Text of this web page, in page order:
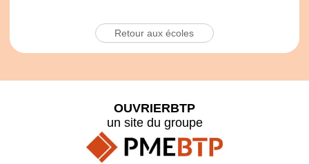
Retour aux écoles
OUVRIERBTP
un site du groupe